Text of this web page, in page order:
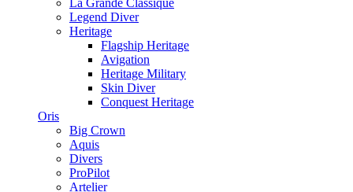
La Grande Classique
Legend Diver
Heritage
Flagship Heritage
Avigation
Heritage Military
Skin Diver
Conquest Heritage
Oris
Big Crown
Aquis
Divers
ProPilot
Artelier